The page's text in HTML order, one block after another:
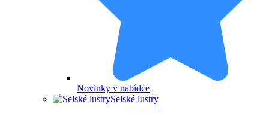
Novinky v nabídce
Selské lustry